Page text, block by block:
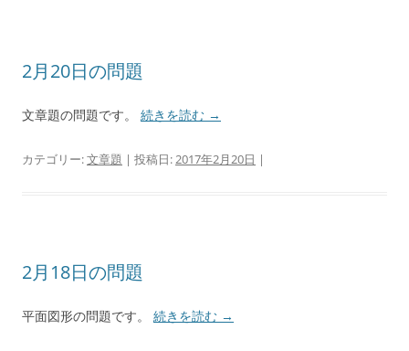
2月20日の問題
文章題の問題です。 続きを読む →
カテゴリー:文章題 | 投稿日:2017年2月20日 |
2月18日の問題
平面図形の問題です。 続きを読む →